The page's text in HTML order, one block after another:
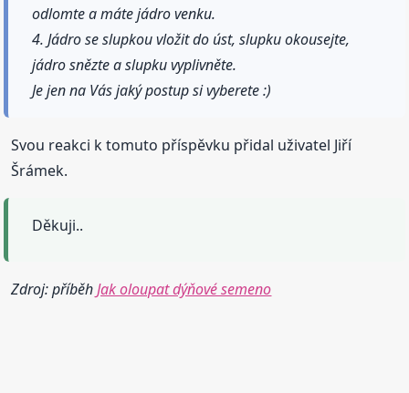
odlomte a máte jádro venku.
4. Jádro se slupkou vložit do úst, slupku okousejte,
jádro snězte a slupku vyplivněte.
Je jen na Vás jaký postup si vyberete :)
Svou reakci k tomuto příspěvku přidal uživatel Jiří
Šrámek.
Děkuji..
Zdroj: příběhJak oloupat dýňové semeno